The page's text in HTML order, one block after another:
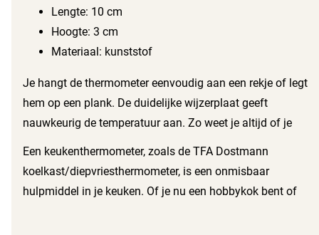
Lengte: 10 cm
Hoogte: 3 cm
Materiaal: kunststof
Je hangt de thermometer eenvoudig aan een rekje of legt
hem op een plank. De duidelijke wijzerplaat geeft
nauwkeurig de temperatuur aan. Zo weet je altijd of je
Een keukenthermometer, zoals de TFA Dostmann
koelkast/diepvriesthermometer, is een onmisbaar
hulpmiddel in je keuken. Of je nu een hobbykok bent of